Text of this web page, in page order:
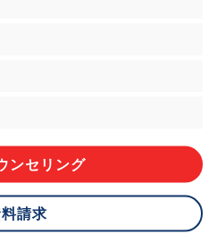
口
v.co.jp
供されるかどうかは任意による
情報とその利用について
ンセリング
請求